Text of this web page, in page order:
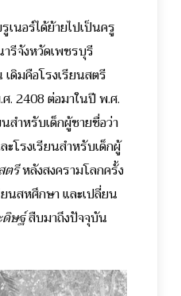
นอร์ได้ย้ายไปเป็นครู
รีจังหวัดเพชรบุรี
ดิมคือโรงเรียนสตรี
. 2408 ต่อมาในปี พ.ศ.
สำหรับเด็กผู้ชายชื่อว่า
ะโรงเรียนสำหรับเด็กผู้
ตรีหลังสงครามโลกครั้ง
นสหศึกษา และเปลี่ยน
ดิษฐ์สืบมาถึงปัจจุบัน